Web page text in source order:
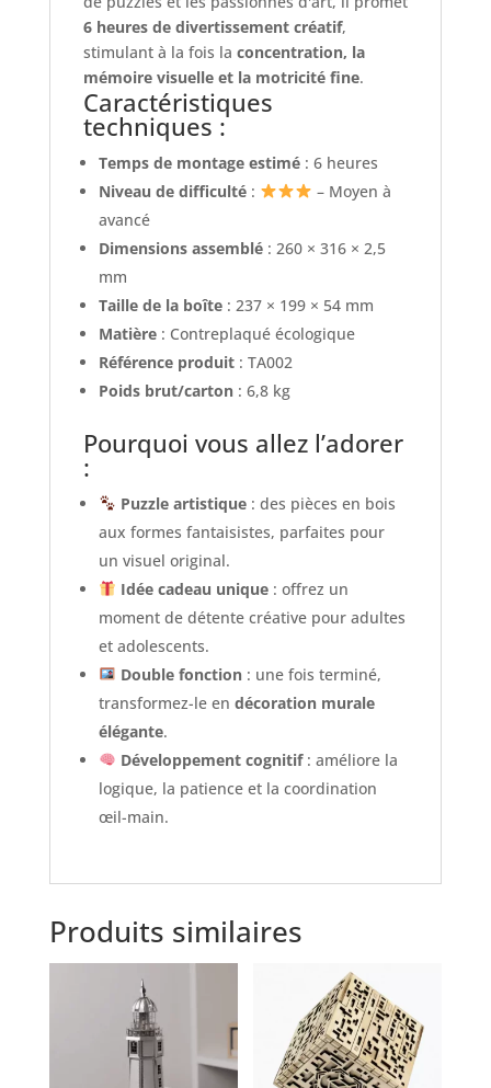
6 heures de divertissement créatif,
stimulant à la fois la concentration, la
mémoire visuelle et la motricité fine.
Caractéristiques
techniques :
Temps de montage estimé: 6 heures
Niveau de difficulté:
– Moyen à
avancé
Dimensions assemblé: 260 × 316 × 2,5
mm
Taille de la boîte: 237 × 199 × 54 mm
Matière: Contreplaqué écologique
Référence produit: TA002
Poids brut/carton: 6,8 kg
Pourquoi vous allez l’adorer
:
Puzzle artistique: des pièces en bois
aux formes fantaisistes, parfaites pour
un visuel original.
Idée cadeau unique: offrez un
moment de détente créative pour adultes
et adolescents.
Double fonction: une fois terminé,
transformez-le en décoration murale
élégante.
Développement cognitif: améliore la
logique, la patience et la coordination
œil-main.
Produits similaires